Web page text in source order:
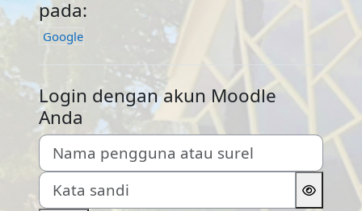
Login dengan akun Moodle
Anda
Nama pengguna atau surel
Kata sandi
pada:
Google